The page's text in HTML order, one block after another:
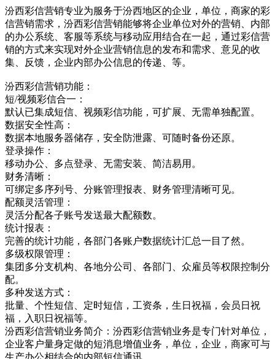
汾西彩信营销专业为服务于汾西地区的企业，单位，商家的彩
信营销需求，汾西彩信营销能够将企业单位对外的营销、内部
的办公系统、客服等系统与移动应用结合在一起，通过彩信营
销的方式来实现对外企业营销信息的发布和需求、意见的收
集、反馈，企业内部办公信息的传递、等。
汾西彩信营销功能：
短/视频彩信合一：
默认已集成短信、视频彩信功能，可扩展、无需单独配置。
数据安全性高：
数据本地服务器储存，安全防泄露、可随时备份还原。
登录操作：
移动办公、多点登录、无需安装、简洁易用。
财务清晰：
可绑定多序列号、分账管理报表、财务管理清晰可见。
配额灵活管理：
灵活分配各子账号发送最大配额数。
统计报表：
完善的统计功能，各部门各账户数据统计汇总一目了然。
多级权限管理：
集团多分支机构、各地分公司、各部门、众雇员等权限控制分
配。
多种发送方式：
批量、个性短信、定时短信，工资条，生日祝福，会员日祝
福，入职日祝福等。
汾西彩信营销业务简介：汾西彩信营销业务是专门针对单位，
企业客户量身定做的短消息增值业务，单位，企业，商家可与
生产办公相结合的内部短信通讯，